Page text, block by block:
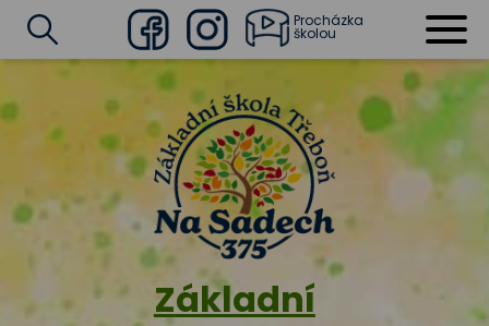
Základní
FacebookInstagram
Procházka
školou